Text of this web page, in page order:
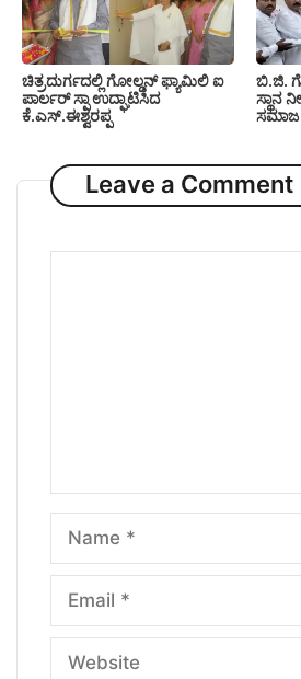
ಚಿತ್ರದುರ್ಗದಲ್ಲಿ ಗೋಲ್ಡನ್ ಫ್ಯಾಮಿಲಿ ಐ
ಪಾರ್ಲರ್ ಸ್ಪಾ ಉದ್ಘಾಟಿಸಿದ
ಕೆ.ಎಸ್.ಈಶ್ವರಪ್ಪ
ಬಿ.ಜಿ.
ಸ್ಥಾನ
Leave a Comment